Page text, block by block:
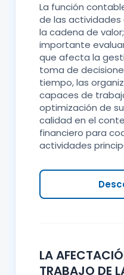
La función
de las
la cadena de
importante
que afecta la
toma de
tiempo, las
capaces de
optimización de
calidad en el
financiero para
actividades
LA
TRABAJO DE